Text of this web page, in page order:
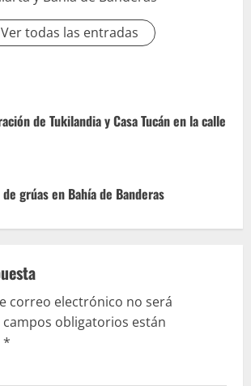
Ver todas las entradas
de Tukilandia y Casa Tucán en la calle
grúas en Bahía de Banderas
correo electrónico no será
campos obligatorios están
*